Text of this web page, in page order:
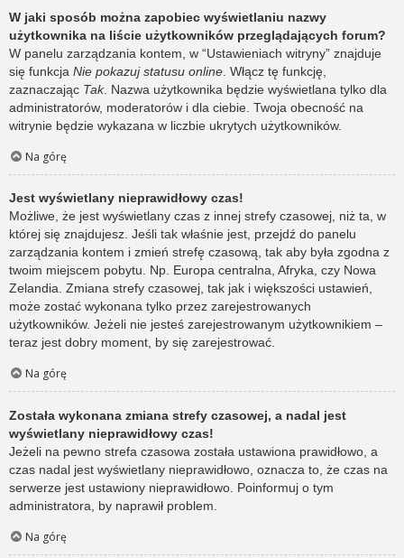
W jaki sposób można zapobiec wyświetlaniu nazwy
użytkownika na liście użytkowników przeglądających forum?
W panelu zarządzania kontem, w “Ustawieniach witryny” znajduje
się funkcja Nie pokazuj statusu online . Włącz tę funkcję,
zaznaczając Tak. Nazwa użytkownika będzie wyświetlana tylko dla
administratorów, moderatorów i dla ciebie. Twoja obecność na
witrynie będzie wykazana w liczbie ukrytych użytkowników.
Na górę
Jest wyświetlany nieprawidłowy czas!
Możliwe, że jest wyświetlany czas z innej strefy czasowej, niż ta, w
której się znajdujesz. Jeśli tak właśnie jest, przejdź do panelu
zarządzania kontem i zmień strefę czasową, tak aby była zgodna z
twoim miejscem pobytu. Np. Europa centralna, Afryka, czy Nowa
Zelandia. Zmiana strefy czasowej, tak jak i większości ustawień,
może zostać wykonana tylko przez zarejestrowanych
użytkowników. Jeżeli nie jesteś zarejestrowanym użytkownikiem –
teraz jest dobry moment, by się zarejestrować.
Na górę
Została wykonana zmiana strefy czasowej, a nadal jest
wyświetlany nieprawidłowy czas!
Jeżeli na pewno strefa czasowa została ustawiona prawidłowo, a
czas nadal jest wyświetlany nieprawidłowo, oznacza to, że czas na
serwerze jest ustawiony nieprawidłowo. Poinformuj o tym
administratora, by naprawił problem.
Na górę